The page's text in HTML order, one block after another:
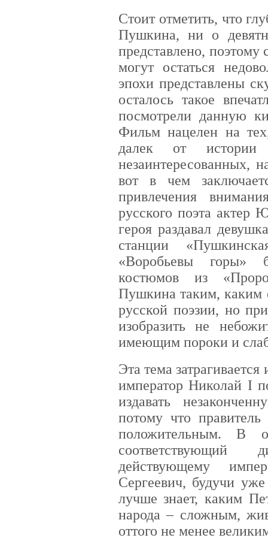
Стоит отметить, что
Пушкина, ни о
представлено,
могут остаться
эпохи представлены
осталось такое
посмотрели данную
Фильм нацелен на
далек от истории
незаинтересованных,
вот в чем
привлечения
русского поэта актер
героя раздавал
станции
«Воробьевы горы»
костюмов из
Пушкина таким, каким
русской поэзии, но
изобразить не
имеющим пороки и
Эта тема
император Николай I
издавать
потому что
положительным. В
соответствующий
действующему
Сергеевич, будучи
лучше знает, каким
народа – сложным,
оттого не менее